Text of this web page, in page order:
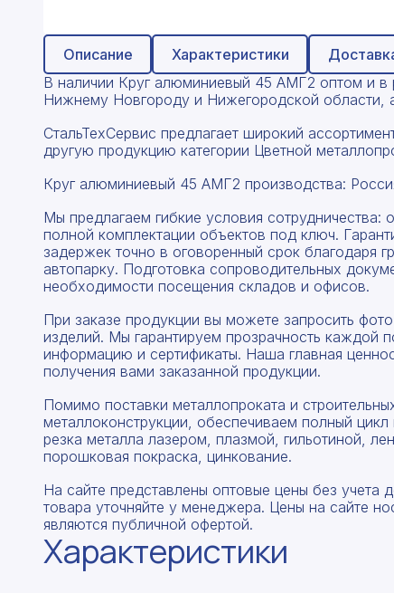
Описание Характеристики
В наличии Круг алюминиевый 45 АМГ2 оптом и в
Нижнему Новгороду и Нижегородской области,
СтальТехСервис предлагает широкий
другую продукцию категории Цветной
Круг алюминиевый 45 АМГ2 производства:
Мы предлагаем гибкие условия
полной комплектации объектов под ключ.
задержек точно в оговоренный срок благодаря
автопарку. Подготовка сопроводительных
необходимости посещения складов и офисов.
При заказе продукции вы можете запросить
изделий. Мы гарантируем прозрачность каждой
информацию и сертификаты. Наша главная
получения вами заказанной продукции.
Помимо поставки металлопроката и
металлоконструкции, обеспечиваем полный
резка металла лазером, плазмой, гильотиной,
порошковая покраска, цинкование.
На сайте представлены оптовые цены без учета
товара уточняйте у менеджера. Цены на сайте
являются публичной офертой.
Характеристики